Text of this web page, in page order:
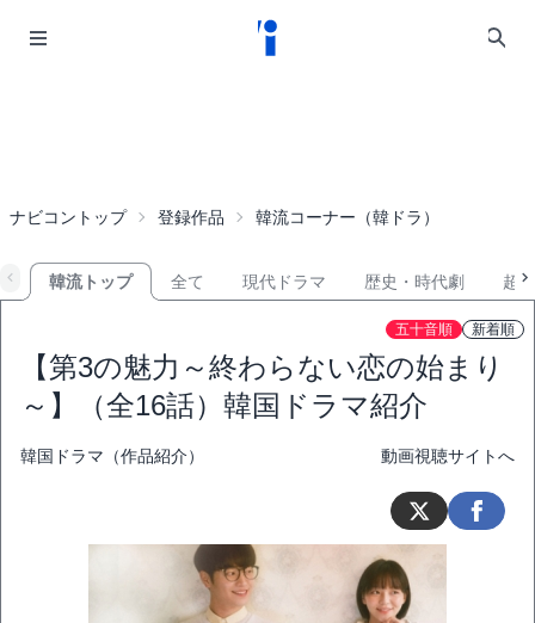
ナビコントップ 登録作品 韓流コーナー（韓ドラ）
韓流トップ 全て 現代ドラマ 歴史・時代劇 超
五十音順 新着順
【第3の魅力～終わらない恋の始まり
～】（全16話）韓国ドラマ紹介
韓国ドラマ（作品紹介） 動画視聴サイトへ